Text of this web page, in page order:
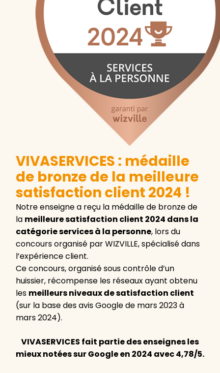
VIVASERVICES : médaille
de bronze de la meilleure
satisfaction client 2024 !
Notre enseigne a reçu la médaille de bronze de
la meilleure satisfaction client 2024 dans la
catégorie services à la personne, lors du
concours organisé par WIZVILLE, spécialisé dans
l’expérience client.
Ce concours, organisé sous contrôle d’un
huissier, récompense les réseaux ayant obtenu
les meilleurs niveaux de satisfaction client
(sur la base des avis Google de mars 2023 à
mars 2024).
VIVASERVICES fait partie des enseignes les
mieux notées sur Google en 2024 avec 4,78/5.